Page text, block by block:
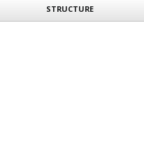
STRUCTURE